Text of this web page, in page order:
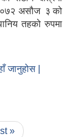
असौज ३ को
तहको रुपमा
जानुहोस |
»